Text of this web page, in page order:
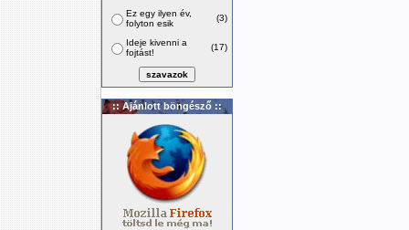
Ez egy ilyen év,
folyton esik
(3)
Ideje kivenni a
fojtást!
(17)
:: Ajánlott böngésző ::